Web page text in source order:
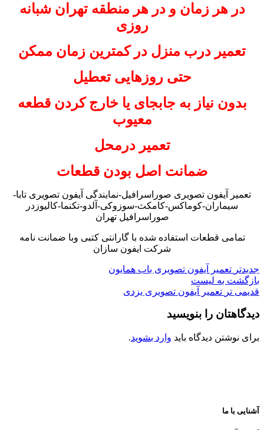
در هر زمان و در هر منطقه تهران شبانه
روزی
تعمیر درب منزل در کمترین زمان ممکن
حتی روزهایی تعطیل
بدون نیاز به جابجای یا خارج کردن قطعه
معیوب
تعمیر درمحل
ضمانت اصل بودن قطعات
تعمیر آیفون تصویری صوراسرافیل-نمایندگی آیفون تصویری تابا-
سیماران-کوماکس-کامکث-سوزوکی-آلدو-تکنما-کالیوزدر
صوراسرافیل تهران
تمامی قطعات استفاده شده با گارانتی کتبی وبا ضمانت نامه
شرکت ایفون سازان
جدیدتر تعمیر آیفون تصویری باب همایون
بازگشت به لیست
قدیمی تر تعمیر آیفون تصویری یزدی
دیدگاهتان را بنویسید
برای نوشتن دیدگاه باید وارد بشوید.
آشنایی با ما